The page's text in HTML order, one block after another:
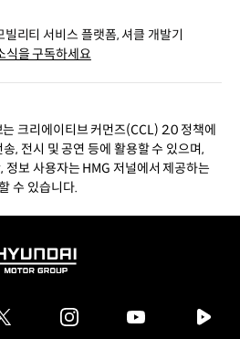
빌리티 서비스 플랫폼, 셔클 개발기
식을 구독하세요
크리에이티브 커먼즈(CCL) 2.0 정책에
, 전시 및 공연 등에 활용할 수 있으며,
정보 사용자는 HMG 저널에서 제공하는
수 있습니다.
twitter instagram